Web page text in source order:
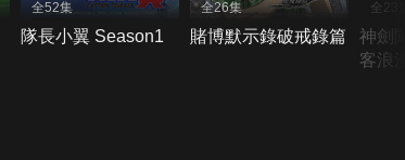
全52集
隊長小翼 Season1
全26集
賭博默示錄破戒錄篇
全23
神劍
客浪